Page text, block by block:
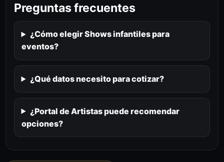
Preguntas frecuentes
¿Cómo elegir Shows infantiles para
eventos?
¿Qué datos necesito para cotizar?
¿Portal de Artistas puede recomendar
opciones?